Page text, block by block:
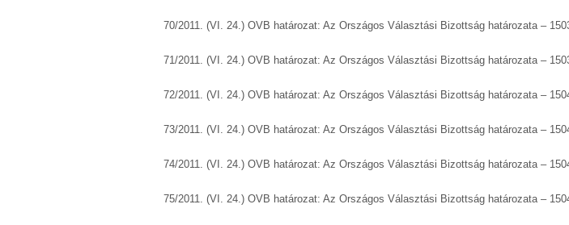
70/2011. (VI. 24.) OVB határozat: Az Országos Választási Bizottság határozata –
71/2011. (VI. 24.) OVB határozat: Az Országos Választási Bizottság határozata –
72/2011. (VI. 24.) OVB határozat: Az Országos Választási Bizottság határozata –
73/2011. (VI. 24.) OVB határozat: Az Országos Választási Bizottság határozata –
74/2011. (VI. 24.) OVB határozat: Az Országos Választási Bizottság határozata –
75/2011. (VI. 24.) OVB határozat: Az Országos Választási Bizottság határozata –